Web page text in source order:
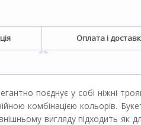
Оплата і
поєднує у собі ніжні
комбінацією кольорів.
вигляду підходить як